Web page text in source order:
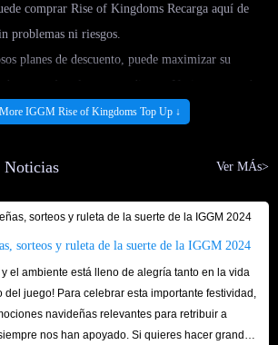
comprar Rise of Kingdoms Recarga aquí de
problemas ni riesgos.
planes de descuento, puede maximizar su
obtener más valor por su dinero. No importa qué
Recarga esté buscando, IGGM.com ofrece
a brindar asistencia y orientación durante
el servicio de Rise of Kingdoms Recarga. Si tiene
ayudarlo en cada paso del camino.
es el lugar ideal para comprar Rise of Kingdoms
IGGM Rise of Kingdoms Top Up ↓
Noticias Ver MÁs>
sorteos y ruleta de la suerte de la IGGM 2024
el ambiente está lleno de alegría tanto en la vida
juego! Para celebrar esta importante festividad,
navideñas relevantes para retribuir a
nos han apoyado. Si quieres hacer grandes